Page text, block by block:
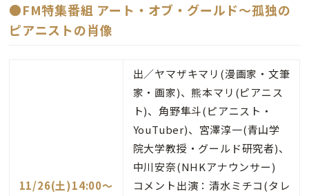
●FM特集番組 アート・オブ・グールド～孤独の
ピアニストの肖像
11/26(土)14:00〜
出／ヤマザキマリ(漫画家・文筆
家・画家)、熊本マリ(ピアニス
ト)、角野隼斗(ピアニスト・
YouTuber)、宮澤淳一(青山学
院大学教授・グールド研究者)、
中川安奈(NHKアナウンサー)
コメント出演：清水ミチコ(タレ